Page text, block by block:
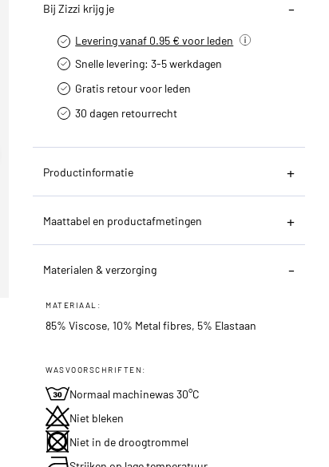
Bij Zizzi krijg je
Levering vanaf 0.95 € voor leden
Snelle levering: 3-5 werkdagen
Gratis retour voor leden
30 dagen retourrecht­
Productinformatie
Maattabel en productafmetingen
Materialen & verzorging
MATERIAAL:
85% Viscose, 10% Metal fibres, 5% Elastaan
WASVOORSCHRIFTEN:
Normaal machinewas 30°C
Niet bleken
Niet in de droogtrommel